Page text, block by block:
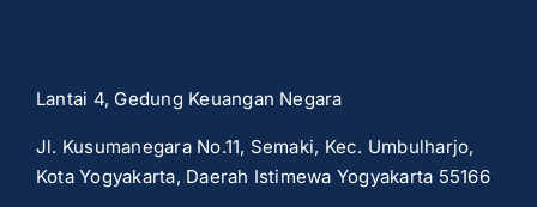
Lantai 4, Gedung Keuangan Negara
Jl. Kusumanegara No.11, Semaki, Kec. Umbulharjo,
Kota Yogyakarta, Daerah Istimewa Yogyakarta 55166